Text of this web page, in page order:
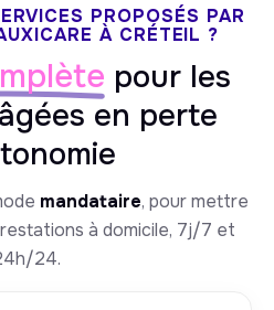
PROPOSÉS PAR
À CRÉTEIL ?
pour les
en perte
mandataire, pour mettre
à domicile, 7j/7 et
24.